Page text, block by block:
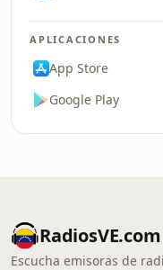
APLICACIONES
App Store
Google Play
RadiosVE.com
Escucha emisoras de